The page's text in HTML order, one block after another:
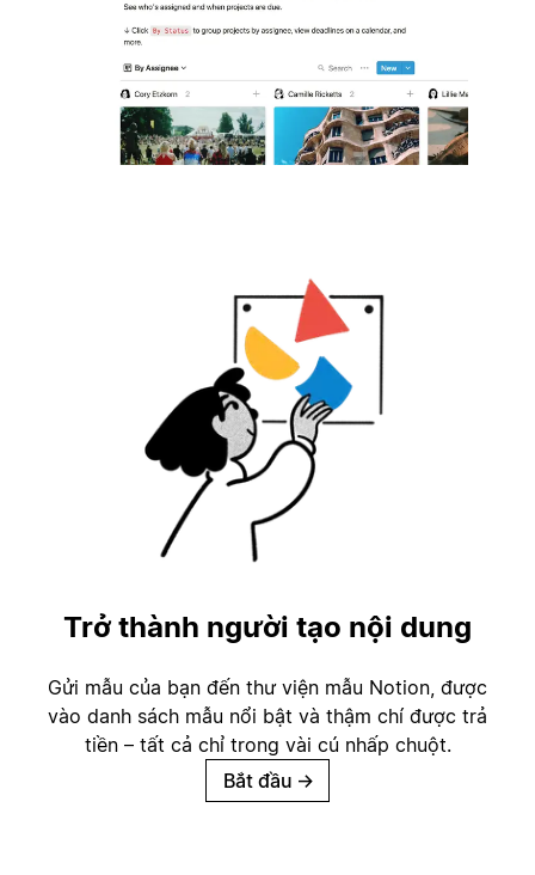
Trở thành người tạo nội dung
Gửi mẫu của bạn đến thư viện mẫu Notion, được
vào danh sách mẫu nổi bật và thậm chí được trả
tiền – tất cả chỉ trong vài cú nhấp chuột.
Bắt đầu →